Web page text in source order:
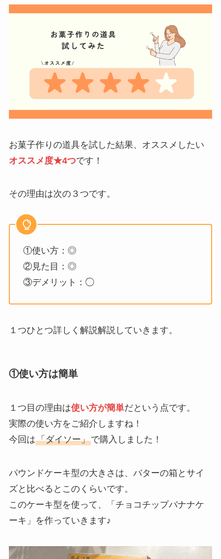
お菓子作りの道具を試した結果、オススメしたい
オススメ度★4つです！
その理由は次の３つです。
①使い方：◎
②見た目：◎
③デメリット：◯
１つひとつ詳しく解説解説していきます。
①使い方は簡単
１つ目の理由は使い方が簡単だという点です。
実際の使い方をご紹介しますね！
今回は「ダイソー」で購入しました！
パウンドケーキ型の大きさは、バターの箱とサイ
ズと比べるとこのくらいです。
このケーキ型を使って、「チョコチップバナナケ
ーキ」を作っていきます♪